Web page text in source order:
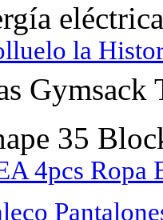
la
35
4pcs Ropa